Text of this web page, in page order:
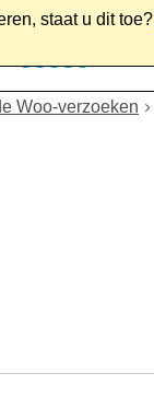
staat u dit toe?
Woo-verzoeken